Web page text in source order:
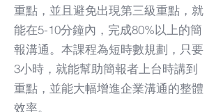
重點，並且避免出現第三級重點，就
能在5-10分鐘內，完成80%以上的簡
報溝通。本課程為短時數規劃，只要
3小時，就能幫助簡報者上台時講到
重點，並能大幅增進企業溝通的整體
效率。